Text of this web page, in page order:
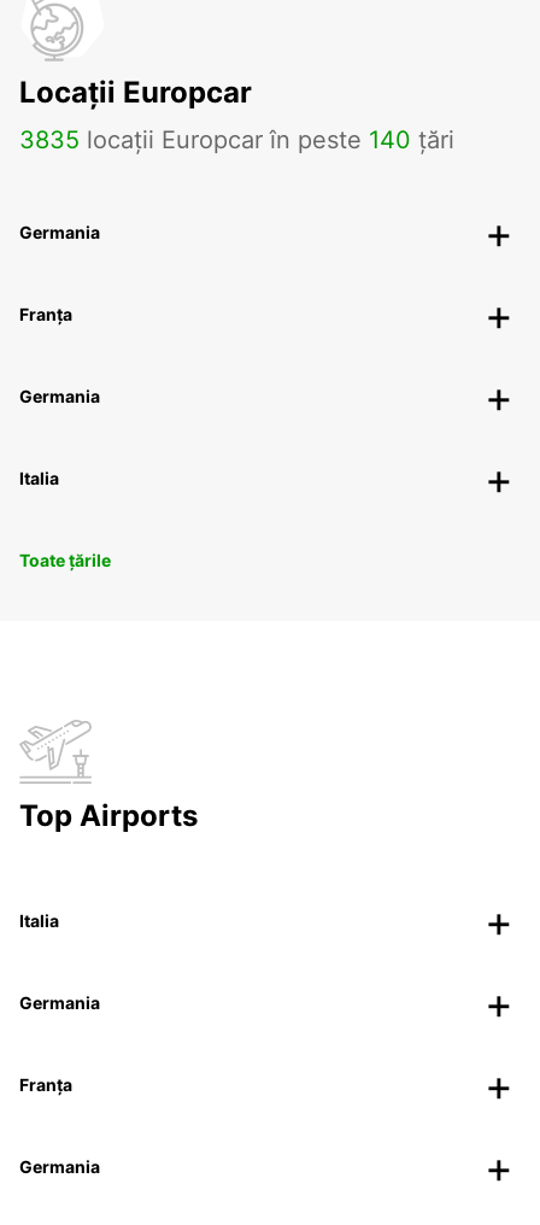
Locații Europcar
3835 locații Europcar în peste 140 țări
Germania
Franța
Germania
Italia
Toate țările
Top Airports
Italia
Germania
Franța
Germania